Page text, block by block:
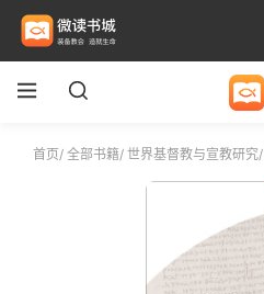
首页/ 全部书籍/ 世界基督教与宣教研究/